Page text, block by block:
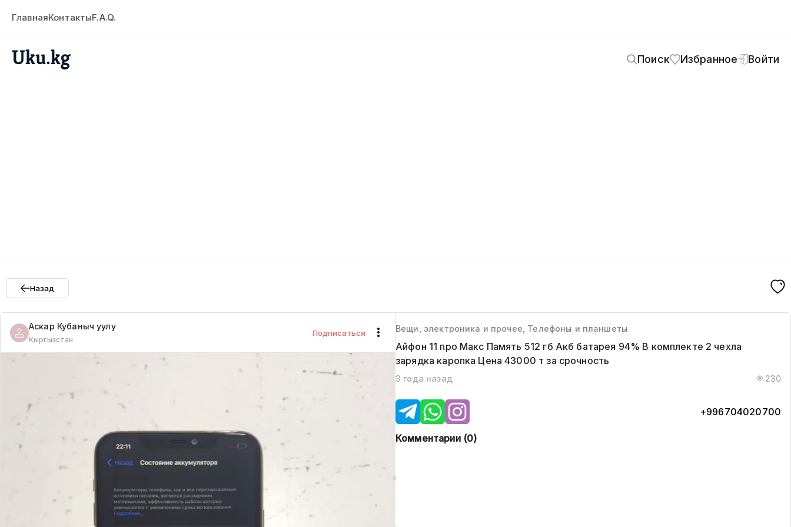
ГлавнаяКонтактыF.A.Q.
Поиск Избранное Войти
Назад
Аскар Кубаныч уулу
Кыргызстан
Подписаться Вещи, электроника и прочее, Телефоны и планшеты
Айфон 11 про Макс Память 512 гб Акб батарея 94% В комплекте 2 чехла
зарядка каропка Цена 43000 т за срочность
3 года назад 230
+996704020700
Комментарии (0)